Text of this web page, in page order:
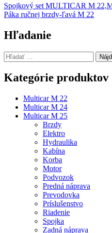
Navigácia
v
článku
Spojkový set MULTICAR M
Páka ručnej brzdy-ľavá M 22
Hľadanie
Hľadať:
Kategórie produktov
Multicar M 22
Multicar M 24
Multicar M 25
Brzdy
Elektro
Hydraulika
Kabína
Korba
Motor
Podvozok
Predná náprava
Prevodovka
Príslušenstvo
Riadenie
Spojka
Zadná náprava